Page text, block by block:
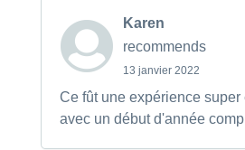
Karen
recommends
13 janvier 2022
Ce fût une expérience super
avec un début d'année